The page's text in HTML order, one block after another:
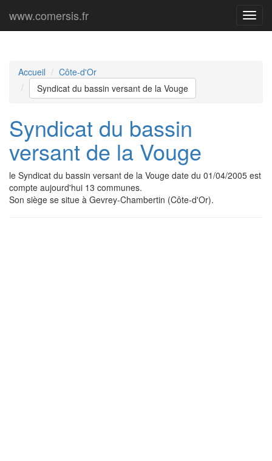
Menu
www.comersis.fr
Accueil
Côte-d'Or
Syndicat du bassin versant de la Vouge
Syndicat du bassin
versant de la Vouge
le Syndicat du bassin versant de la Vouge date du 01/04/2005 est
compte aujourd'hui 13 communes.
Son siège se situe à Gevrey-Chambertin (Côte-d'Or).